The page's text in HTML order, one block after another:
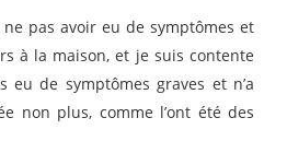
ne pas avoir eu de symptômes et
à la maison, et je suis contente
eu de symptômes graves et n’a
non plus, comme l’ont été des